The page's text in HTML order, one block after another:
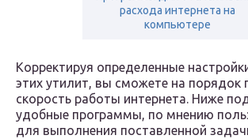
расхода интернета на
компьютере
Корректируя определенные
этих утилит, вы сможете на порядок
скорость работы интернета. Ниже
удобные программы, по мнению
для выполнения поставленной